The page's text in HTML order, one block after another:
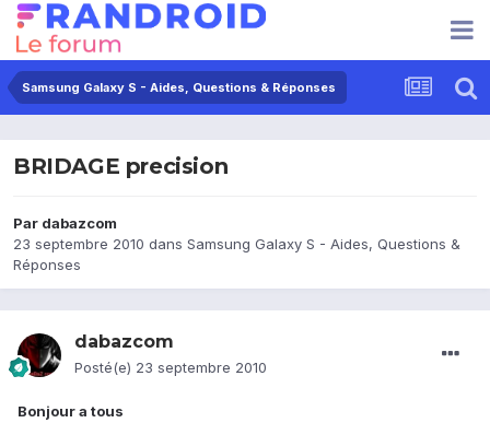
Samsung Galaxy S - Aides, Questions & Réponses
BRIDAGE precision
Par dabazcom
23 septembre 2010 dans Samsung Galaxy S - Aides, Questions &
Réponses
dabazcom
Posté(e) 23 septembre 2010
Bonjour a tous